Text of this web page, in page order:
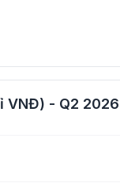
VNĐ) - Q2 2026